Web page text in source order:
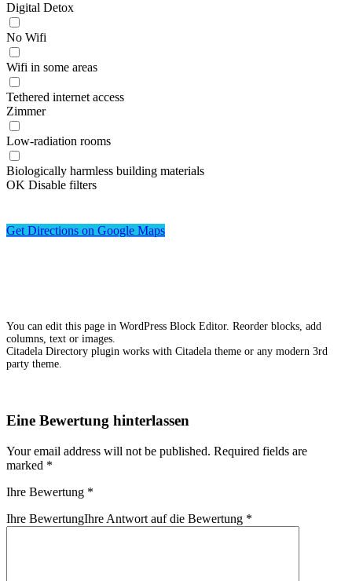
Digital Detox
No Wifi
Wifi in some areas
Tethered internet access
Zimmer
Low-radiation rooms
Biologically harmless building materials
OK Disable filters
Get Directions on Google Maps
You can edit this page in WordPress Block Editor. Reorder blocks, add
columns, text or images.
Citadela Directory plugin works with Citadela theme or any modern 3rd
party theme.
Eine Bewertung hinterlassen
Your email address will not be published. Required fields are
marked *
Ihre Bewertung *
Ihre BewertungIhre Antwort auf die Bewertung *